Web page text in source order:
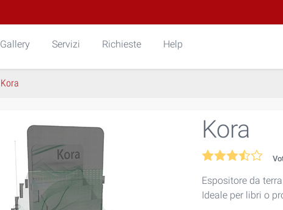
Gallery Servizi Richieste Help
Kora
Kora
Espositore da
Ideale per libri o